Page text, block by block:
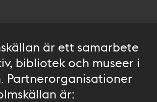
är ett samarbete
bibliotek och museer i
Partnerorganisationer
är: